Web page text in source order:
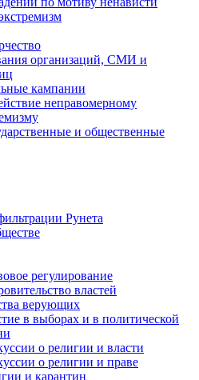
организаций, СМИ и
кампании
неправомерному
и общественные
Рунета
регулирование
властей
верующих
в выборах и в политической
о религии и власти
о религии и праве
и карантин